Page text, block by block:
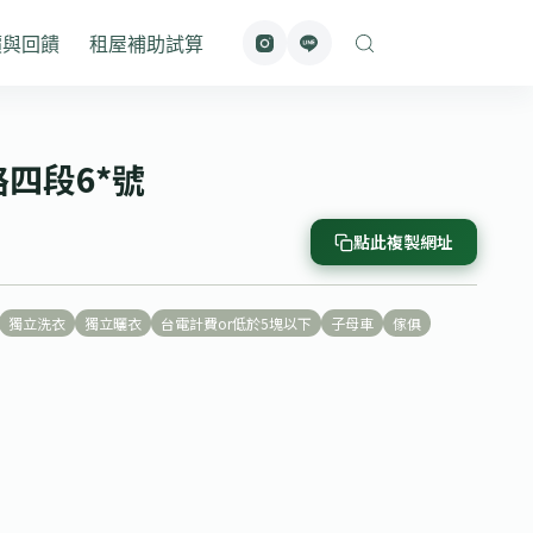
回饋 租屋補助試算
四段6*號
點此複製網址
獨立洗衣 獨立曬衣 台電計費or低於5塊以下 子母車 傢俱